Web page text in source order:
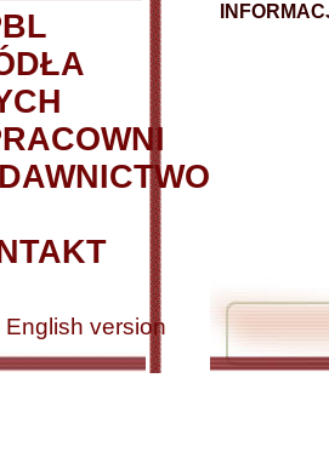
English version